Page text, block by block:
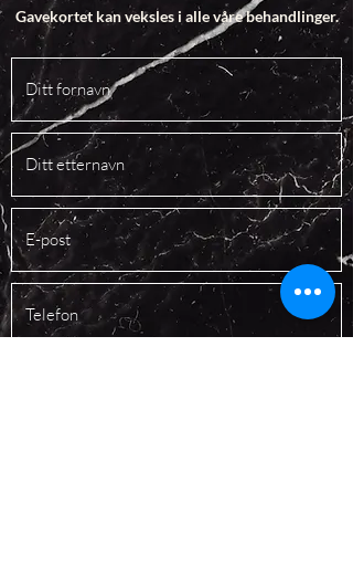
Gavekortet kan veksles i alle våre behandlinger.